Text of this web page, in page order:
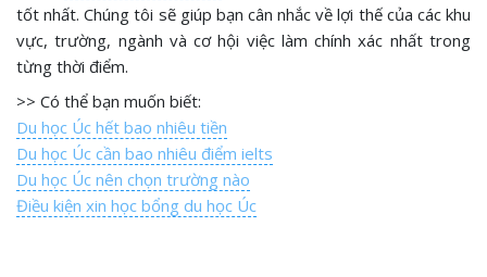
tốt nhất. Chúng tôi sẽ giúp bạn cân nhắc về lợi thế của các khu
vực, trường, ngành và cơ hội việc làm chính xác nhất trong
từng thời điểm.
>> Có thể bạn muốn biết:
Du học Úc hết bao nhiêu tiền
Du học Úc cần bao nhiêu điểm ielts
Du học Úc nên chọn trường nào
Điều kiện xin học bổng du học Úc